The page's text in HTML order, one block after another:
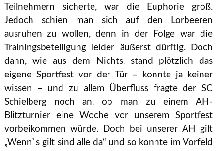
Teilnehmern sicherte, war die Euphorie groß.
Jedoch schien man sich auf den Lorbeeren
ausruhen zu wollen, denn in der Folge war die
Trainingsbeteiligung leider äußerst dürftig. Doch
dann, wie aus dem Nichts, stand plötzlich das
eigene Sportfest vor der Tür – konnte ja keiner
wissen – und zu allem Überfluss fragte der SC
Schielberg noch an, ob man zu einem AH-
Blitzturnier eine Woche vor unserem Sportfest
vorbeikommen würde. Doch bei unserer AH gilt
„Wenn`s gilt sind alle da“ und so konnte im Vorfeld